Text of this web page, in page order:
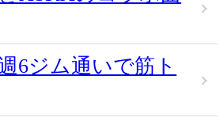
6ジム通いで筋ト